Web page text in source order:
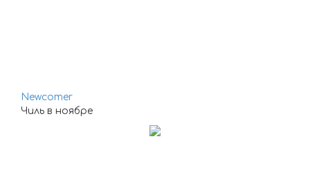
Newcomer
Чиль в ноябре